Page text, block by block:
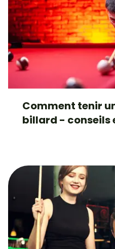
Comment tenir
billard - conseils